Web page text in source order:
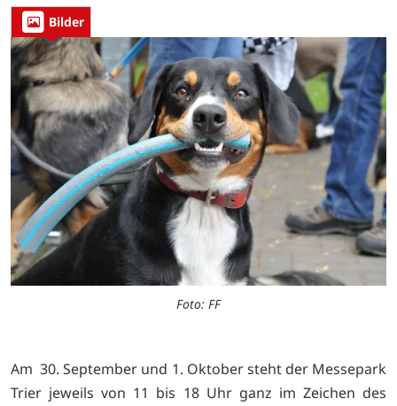
Bilder
Foto: FF
Am 30. September und 1. Oktober steht der Messepark
Trier jeweils von 11 bis 18 Uhr ganz im Zeichen des